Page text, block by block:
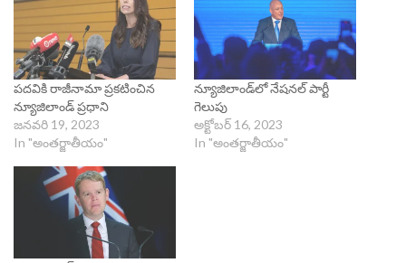
పదవికి రాజీనామా ప్రకటించిన
న్యూజిలాండ్ ప్రధాని
జనవరి 19, 2023
In "అంతర్జాతీయం"
న్యూజిలాండ్‌లో నేషనల్ పార్టీ
గెలుపు
అక్టోబర్ 16, 2023
In "అంతర్జాతీయం"